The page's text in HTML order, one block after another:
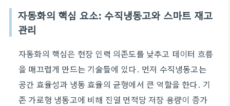
자동화의 핵심 요소: 수직냉동고와 스마트 재고
관리
자동화의 핵심은 현장 인력 의존도를 낮추고 데이터 흐름
을 매끄럽게 만드는 기술들에 있다. 먼저 수직냉동고는
공간 효율성과 냉동 효율의 균형에서 큰 역할을 한다. 기
존 가로형 냉동고에 비해 진열 면적당 저장 용량이 증가